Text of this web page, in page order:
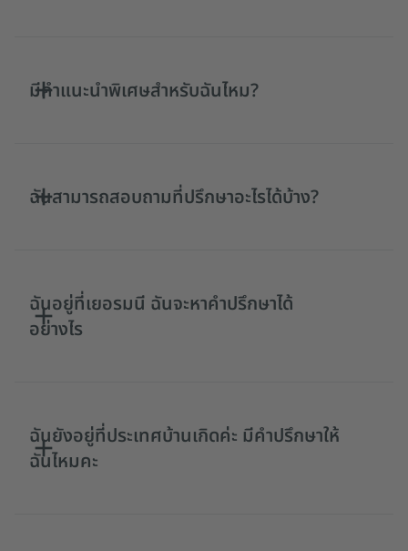
มีคำแนะนำพิเศษสำหรับฉันไหม?
ฉันสามารถสอบถามที่ปรึกษาอะไรได้บ้าง?
ฉันอยู่ที่เยอรมนี ฉันจะหาคำปรึกษาได้
อย่างไร
ฉันยังอยู่ที่ประเทศบ้านเกิดค่ะ มีคำปรึกษาให้
ฉันไหมคะ